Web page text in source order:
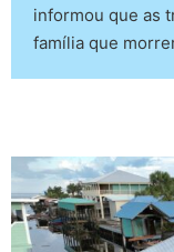
informou que as
família que